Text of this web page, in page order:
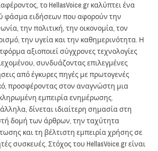
το HellasVoice.gr καλύπτει ένα
φάσμα ειδήσεων που αφορούν την
την πολιτική, την οικονομία, τον
την υγεία και την καθημερινότητα. Η
αξιοποιεί σύγχρονες τεχνολογίες
συνδυάζοντας επιλεγμένες
από έγκυρες πηγές με πρωτογενές
προσφέροντας στον αναγνώστη μια
εμπειρία ενημέρωσης.
δίνεται ιδιαίτερη σημασία στη
δομή των άρθρων, την ταχύτητα
και τη βέλτιστη εμπειρία χρήσης σε
συσκευές. Στόχος του HellasVoice.gr είναι